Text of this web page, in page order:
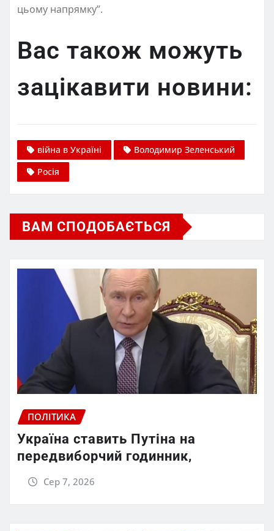
цьому напрямку”.
Вас також можуть
зацікавити новини:
війна в Україні
Володимир Зеленський
Росія
ВАМ СПОДОБАЄТЬСЯ
ПОЛІТИКА
Україна ставить Путіна на
передвиборчий годинник,
Сер 7, 2026